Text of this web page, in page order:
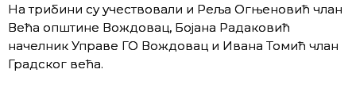
На трибини су учествовали и Реља Огњеновић члан
Већа општине Вождовац, Бојана Радаковић
начелник Управе ГО Вождовац и Ивана Томић члан
Градског већа.